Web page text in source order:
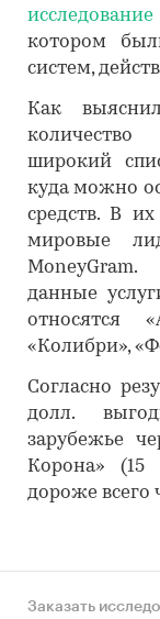
котором
систем,
Как
широкий
куда можно
средств. В
мировые
данные
относятся
«Колибри»,
Согласно
долл.
зарубежье
Корона» (15
дороже всего
Заказать